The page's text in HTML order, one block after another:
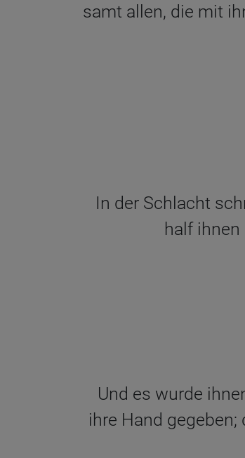
samt allen, die mit
In der Schlacht
half ihnen
Und es wurde
ihre Hand